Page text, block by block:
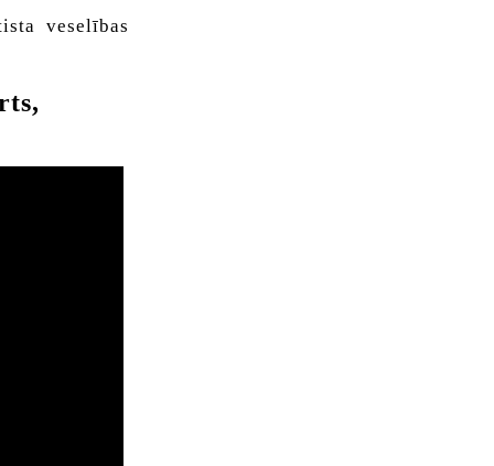
veselības